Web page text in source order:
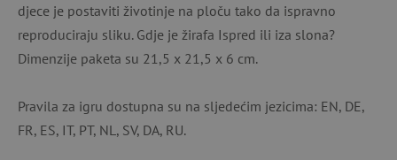
djece je postaviti životinje na ploču tako da ispravno
reproduciraju sliku. Gdje je žirafa Ispred ili iza slona?
Dimenzije paketa su 21,5 x 21,5 x 6 cm.
Pravila za igru dostupna su na sljedećim jezicima: EN, DE,
FR, ES, IT, PT, NL, SV, DA, RU.